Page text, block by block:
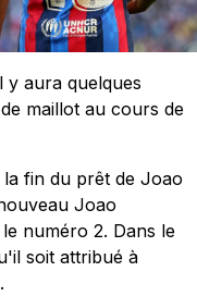
y aura quelques
maillot au cours de
fin du prêt de Joao
Joao
numéro 2. Dans le
soit attribué à